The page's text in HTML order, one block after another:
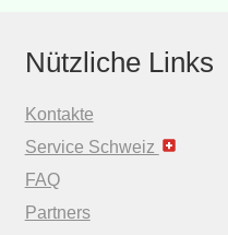
Nützliche Links
Kontakte
Service Schweiz
FAQ
Partners